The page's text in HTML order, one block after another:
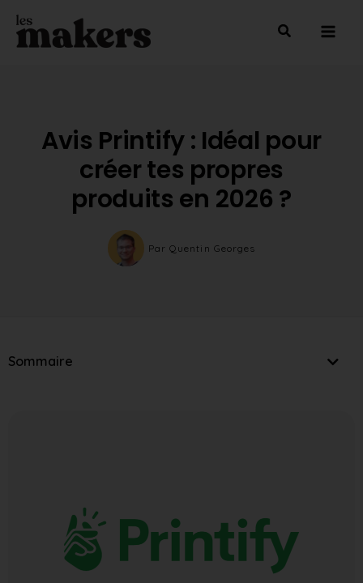
Aller
Avis Printify : Idéal pour
créer tes propres
produits en 2026 ?
Par Quentin Georges
Sommaire